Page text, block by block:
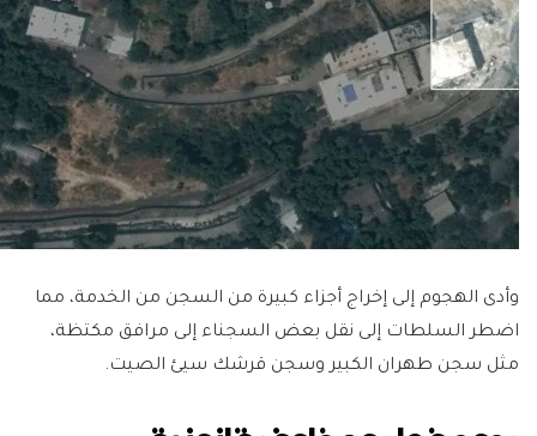
وأدى الهجوم إلى إخراج أجزاء كبيرة من السجن من الخدمة، مما
اضطر السلطات إلى نقل بعض السجناء إلى مرافق مكتظة،
مثل سجن طهران الكبير وسجن قرشك سيئ الصيت.